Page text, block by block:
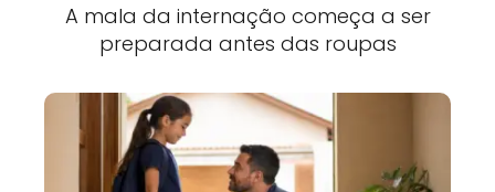
A mala da internação começa a ser
preparada antes das roupas